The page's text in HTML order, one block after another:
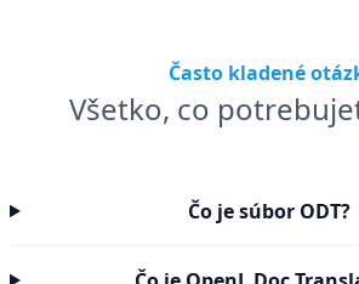
Často kladené
Všetko, co
Čo je súbor ODT?